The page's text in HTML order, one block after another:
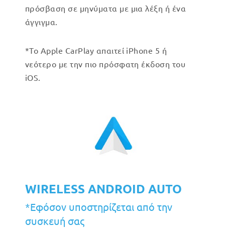
πρόσβαση σε μηνύματα με μια λέξη ή ένα
άγγιγμα.
*Το Apple CarPlay απαιτεί iPhone 5 ή
νεότερο με την πιο πρόσφατη έκδοση του
iOS.
WIRELESS ANDROID AUTO
*Εφόσον υποστηρίζεται από την
συσκευή σας